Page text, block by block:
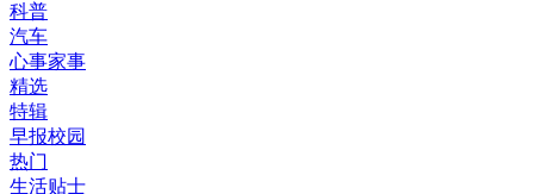
科普
汽车
心事家事
精选
特辑
早报校园
热门
生活贴士